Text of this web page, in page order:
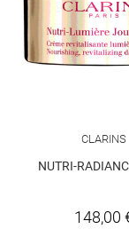
CLARINS
NUTRI-
148,00